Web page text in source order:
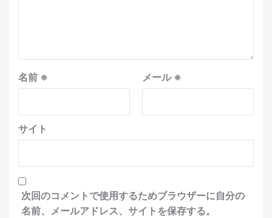
名前 ※ メール※
サイト
次回のコメントで使用するためブラウザーに自分の
名前、メールアドレス、サイトを保存する。